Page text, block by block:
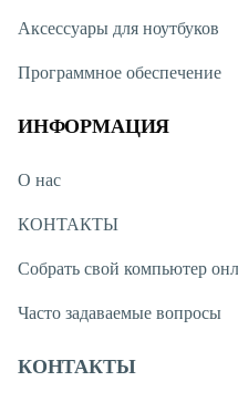
Аксессуары для ноутбуков
Программное обеспечение
ИНФОРМАЦИЯ
О нас
КОНТАКТЫ
Собрать свой компьютер
Часто задаваемые вопросы
КОНТАКТЫ